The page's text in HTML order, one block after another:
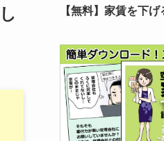
【無料】家賃を下